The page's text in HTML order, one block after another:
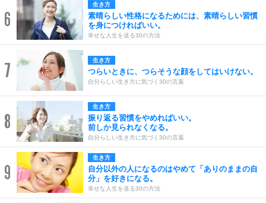
6
生き方
素晴らしい性格になるためには、素晴らしい習慣
を身につければいい。
幸せな人生を送る30の方法
7 生き方
つらいときに、つらそうな顔をしてはいけない。
自分らしい生き方に気づく30の言葉
8
生き方
振り返る習慣をやめればいい。
前しか見られなくなる。
自分らしい生き方に気づく30の言葉
9
生き方
自分以外の人になるのはやめて「ありのままの自
分」を好きになる。
幸せな人生を送る30の方法